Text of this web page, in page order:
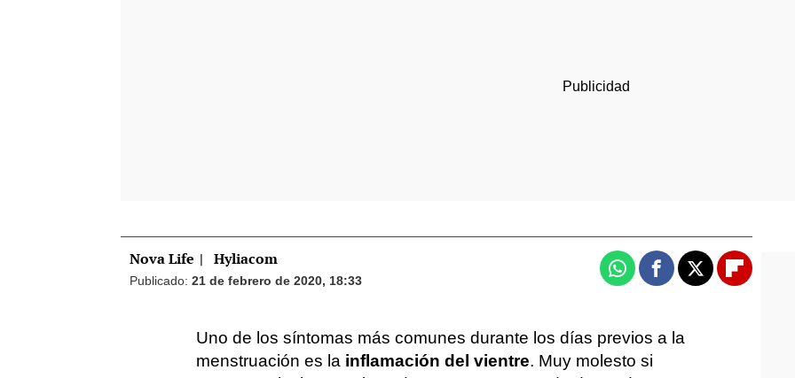
Nova Life | Hyliacom
Publicado: 21 de febrero de 2020, 18:33 WhatsappFacebook
X
Uno de los síntomas más comunes durante los días previos a la
menstruación es la inflamación del vientre. Muy molesto si